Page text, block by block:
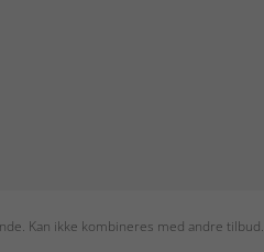
Kan ikke kombineres med andre tilbud.